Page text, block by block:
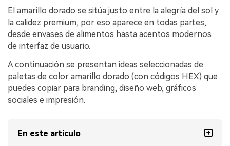
El amarillo dorado se sitúa justo entre la alegría del sol y
la calidez premium, por eso aparece en todas partes,
desde envases de alimentos hasta acentos modernos
de interfaz de usuario.
A continuación se presentan ideas seleccionadas de
paletas de color amarillo dorado (con códigos HEX) que
puedes copiar para branding, diseño web, gráficos
sociales e impresión.
En este artículo